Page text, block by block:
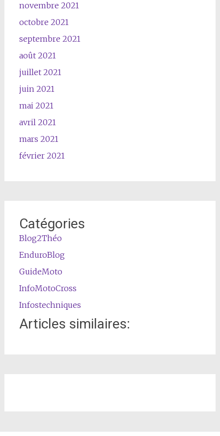
novembre 2021
octobre 2021
septembre 2021
août 2021
juillet 2021
juin 2021
mai 2021
avril 2021
mars 2021
février 2021
Catégories
Blog2Théo
EnduroBlog
GuideMoto
InfoMotoCross
Infostechniques
Articles similaires: